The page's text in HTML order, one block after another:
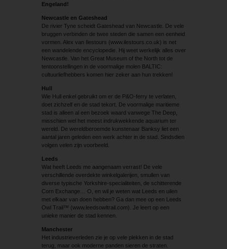
Engeland!
Newcastle en Gateshead
De rivier Tyne scheidt Gateshead van Newcastle. De vele
bruggen verbinden de twee steden die samen een eenheid
vormen. Alex van Ilestours (www.ilestours.co.uk) is net
een wandelende encyclopedie. Hij weet werkelijk alles over
Newcastle. Van het Great Museum of the North tot de
tentoonstellingen in de voormalige molen BALTIC:
cultuurliefhebbers komen hier zeker aan hun trekken!
Hull
Wie Hull enkel gebruikt om er de P&O-ferry te verlaten,
doet zichzelf en de stad tekort. De voormalige maritieme
stad is alleen al een bezoek waard vanwege The Deep,
misschien wel het meest indrukwekkende aquarium ter
wereld. De wereldberoemde kunstenaar Banksy liet een
aantal jaren geleden een werk achter in de stad. Sindsdien
volgen velen zijn voorbeeld.
Leeds
Wat heeft Leeds me aangenaam verrast! De vele
verschillende overdekte winkelgalerijen, smullen van
diverse typische Yorkshire-specialiteiten, de schitterende
Corn Exchange… O, en wil je weten wat Leeds en uilen
met elkaar van doen hebben? Ga dan mee op een Leeds
Owl Trail™ (www.leedsowltrail.com). Je leert op een
unieke manier de stad kennen.
Manchester
Het industrieverleden zie je op vele plekken in de stad
terug, maar ook moderne panden sieren de straten.